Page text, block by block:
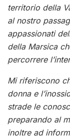
territorio della
al nostro
appassionati
della Marsica
percorrere
Mi riferiscono
donna e
strade le
preparando al
inoltre ad